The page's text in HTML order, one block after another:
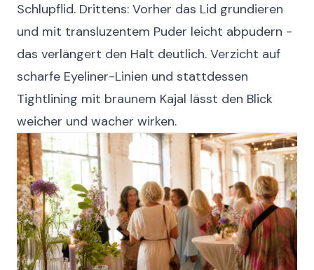
Schlupflid. Drittens: Vorher das Lid grundieren
und mit transluzentem Puder leicht abpudern -
das verlängert den Halt deutlich. Verzicht auf
scharfe Eyeliner-Linien und stattdessen
Tightlining mit braunem Kajal lässt den Blick
weicher und wacher wirken.